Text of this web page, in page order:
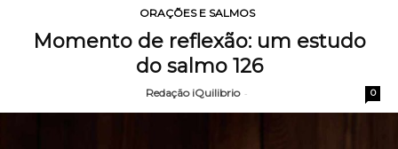
ORAÇÕES E SALMOS
Momento de reflexão: um estudo
do salmo 126
Redação iQuilibrio - 0